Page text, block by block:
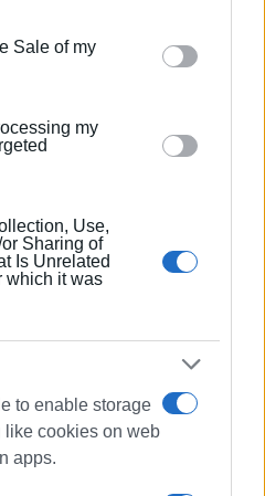
and store information
grant or deny consent to
to use your data for
Sale of my
my
Use,
Sharing of
Is Unrelated
which it was
to enable storage
like cookies on web
apps.